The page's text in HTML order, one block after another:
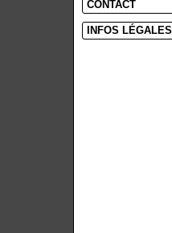
CONTACT
INFOS LÉGALES